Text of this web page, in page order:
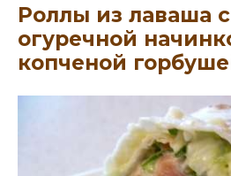
Роллы из лаваша
огуречной
копченой